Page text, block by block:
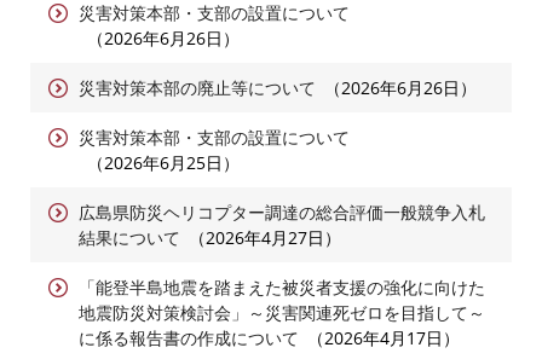
災害対策本部・支部の設置について
2026年6月26日
災害対策本部の廃止等について 2026年6月26日
災害対策本部・支部の設置について
2026年6月25日
広島県防災ヘリコプター調達の総合評価一般競争入札
結果について
2026年4月27日
「能登半島地震を踏まえた被災者支援の強化に向けた
地震防災対策検討会」～災害関連死ゼロを目指して～
に係る報告書の作成について
2026年4月17日